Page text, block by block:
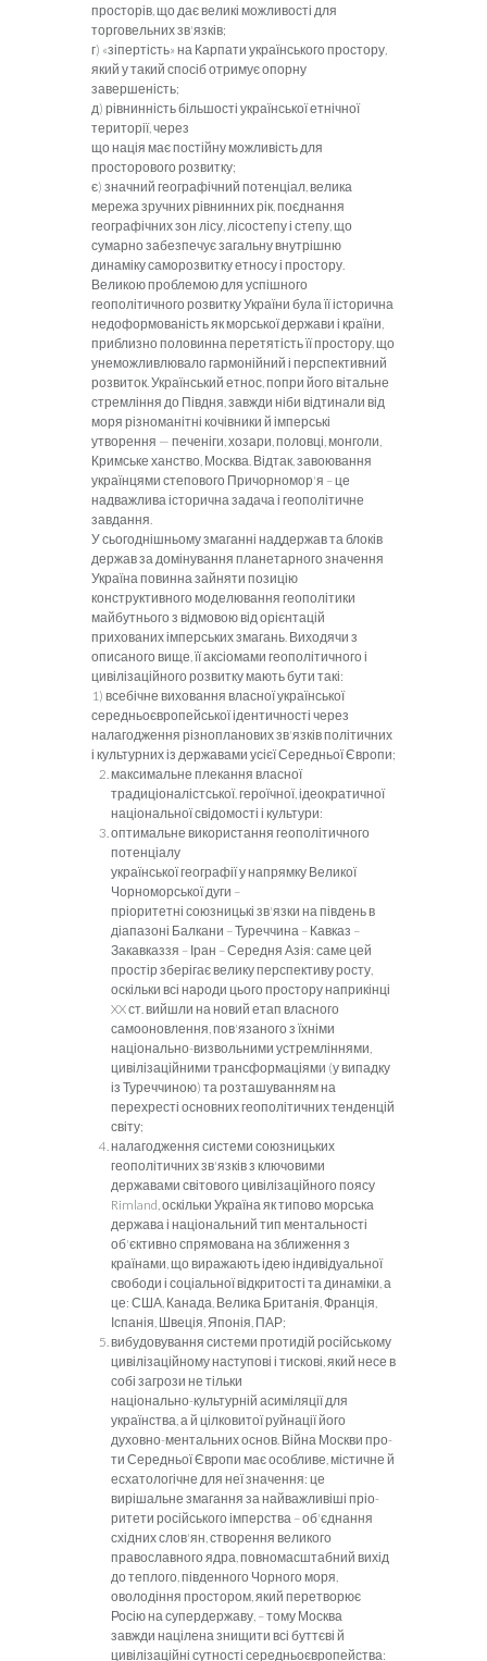
просторів, що дає великі можливості для
торговельних зв'язків;
г) «зіпертість» на Карпати українського простору,
який у та­кий спосіб отримує опорну
завершеність;
д) рівнинність більшості української етнічної
території, через
що нація має постійну можливість для
просторового розвитку;
є) значний географічний потенціал, велика
мережа зручнихрівнинних рік, поєднання
географічних зон лісу, лісостепу і сте­пу, що
сумарно забезпечує загальну внутрішню
динаміку само­розвитку етносу і простору.
Великою проблемою для успішного
геополітичного розвит­ку України була її історична
недоформованість як морської держави і країни,
приблизно половинна перетятість її просто­ру, що
унеможливлювало гармонійний і перспективний
розви­ток. Український етнос, попри його вітальне
стремління до Півдня, завжди ніби відтинали від
моря різноманітні кочівники й імперські
утворення — печеніги, хозари, половці, монголи,
Кримське ханство, Москва. Відтак, завоювання
українцями степового Причорномор'я – це
надважлива історична задача і геополітичне
завдання.
У сьогоднішньому змаганні наддержав та блоків
держав за домінування планетарного значення
Україна повинна зайняти позицію
конструктивного моделювання геополітики
майбутньо­го з відмовою від орієнтацій
прихованих імперських змагань. Виходячи з
описаного вище, її аксіомами геополітичного і
цивілізаційного розвитку мають бути такі:
1) всебічне виховання власної української
середньоєвропей­ської ідентичності через
налагодження різнопланових зв'язківполітичних
і культурних із державами усієї Середньої Європи;
максимальне плекання власної
традиціоналістської. геро­їчної, ідеократичної
національної свідомості і культури:
оптимальне використання геополітичного
потенціалу
української географії у напрямку Великої
Чорноморської дуги –
пріоритетні союзницькі зв'язки на південь в
діапазоні Балкани – Туреччина – Кавказ –
Закавказзя – Іран – Середня Азія: саме цей
простір зберігає велику перспективу росту,
оскільки всі народи цього простору наприкінці
XXст. вийшли на новий етап власно­го
самооновлення, пов'язаного з їхніми
національно-визвольни­ми устремліннями,
цивілізаційними трансформаціями (у випад­ку
із Туреччиною) та розташуванням на
перехресті основних геополітичних тенденцій
світу;
налагодження системи союзницьких
геополітичних зв'яз­ків з ключовими
державами світового цивілізаційного поясу
Rimland , оскільки Україна як типово морська
держава і націо­нальний тип ментальності
об'єктивно спрямована на зближення з
країнами, що виражають ідею індивідуальної
свободи і соці­альної відкритості та динаміки, а
це: США, Канада, Велика Бри­танія, Франція,
Іспанія, Швеція, Японія, ПАР;
вибудовування системи протидій російському
цивілізаційному наступові і тискові, який несе в
собі загрози не тільки
національно-культурній асиміляції для
українства, а й цілкови­тої руйнації його
духовно-ментальних основ. Війна Москви про­
ти Середньої Європи має особливе, містичне й
есхатологічне для неї значення: це
вирішальне змагання за найважливіші пріо­
ритети російського імперства – об'єднання
східних слов'ян, створення великого
православного ядра, повномасштабний ви­хід
до теплого, південного Чорного моря,
оволодіння просто­ром, який перетворює
Росію на супердержаву, – тому Москва
завжди націлена знищити всі буттєві й
цивілізаційні сутності середньоєвропейства: